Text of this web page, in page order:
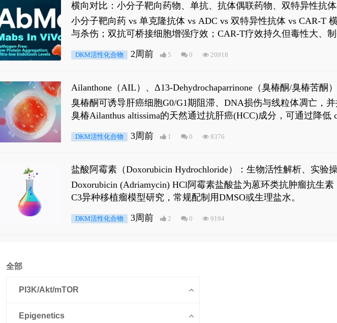
横向对比：小分子靶向药物、单抗、抗体偶联药物、双特异性抗
小分子靶向药 vs 单克隆抗体 vs ADC vs 双特异性抗体 vs CAR-T
与杀伤；双抗可桥接细胞增强疗效；CAR-T疗效持久但毒性大、制
DKM活性化合物 2周前 5 0 20918
Ailanthone（AIL）、Δ13-Dehydrochaparrinone（臭椿酮/臭椿苦酮
臭椿酮可诱导肝癌细胞G0/G1期阻滞、DNA损伤与线粒体凋亡，
臭椿Ailanthus altissima的天然通过抗肝癌(HCC)成分，可通过降
是全长 Androgen Receptor (AR-FL)和组成型活性截断AR剪接变
DKM活性化合物 3周前 1 0 8376
盐酸阿霉素（Doxorubicin Hydrochloride）：生物活性解析、实验
Doxorubicin (Adriamycin) HCl阿霉素盐酸盐为蒽环类抗肿瘤抗生
C3异种移植瘤模型研究，常规配制用DMSO或生理盐水。
DKM活性化合物 3周前 2 0 9194
全部
PI3K/Akt/mTOR
Epigenetics